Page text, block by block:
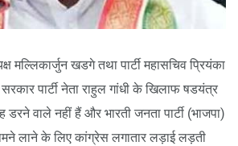
मल्लिकार्जुन खडगे तथा पार्टी महासचिव प्रियंका
पार्टी नेता राहुल गांधी के खिलाफ षडयंत्र
डरने वाले नहीं हैं और भारती जनता पार्टी (भाजपा)
लाने के लिए कांग्रेस लगातार लड़ाई लड़ती